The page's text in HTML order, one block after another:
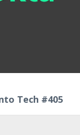
Tech #405